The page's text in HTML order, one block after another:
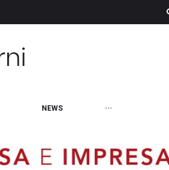
NEWS ···